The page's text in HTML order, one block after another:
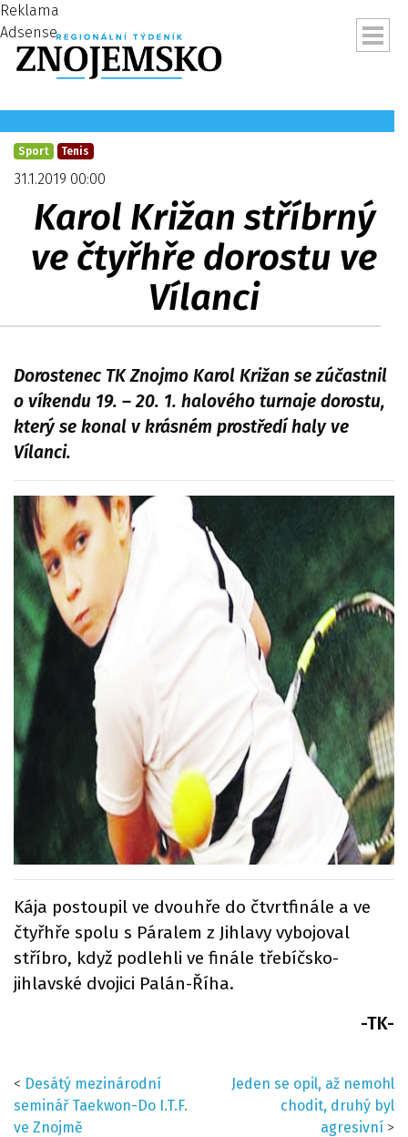
Reklama
Adsense
Sport Tenis
31.1.2019 00:00
Karol Križan stříbrný
ve čtyřhře dorostu ve
Vílanci
Dorostenec TK Znojmo Karol Križan se zúčastnil
o víkendu 19. – 20. 1. halového turnaje dorostu,
který se konal v krásném prostředí haly ve
Vílanci.
Kája postoupil ve dvouhře do čtvrtfinále a ve
čtyřhře spolu s Páralem z Jihlavy vybojoval
stříbro, když podlehli ve finále třebíčsko-
jihlavské dvojici Palán-Říha.
-TK-
< Desátý mezinárodní
seminář Taekwon-Do I.T.F.
ve Znojmě
Jeden se opil, až nemohl
chodit, druhý byl
agresivní >